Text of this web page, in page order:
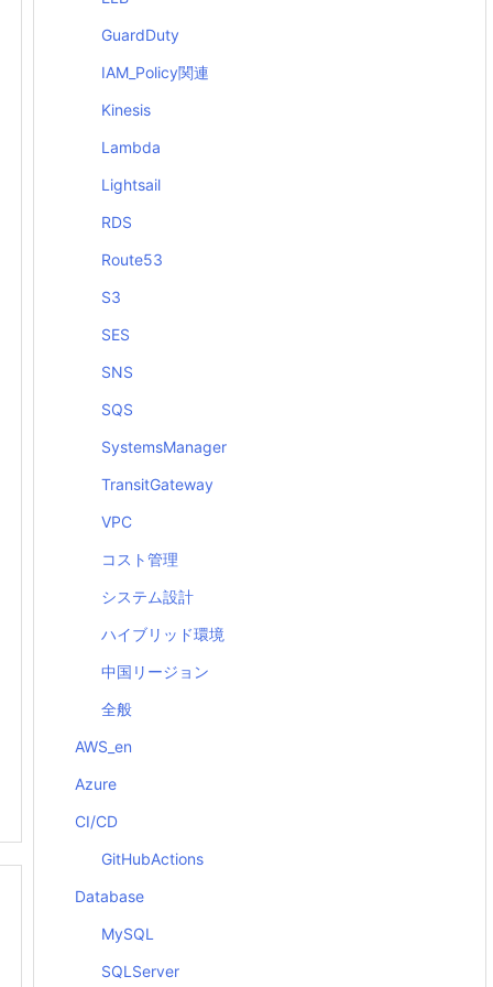
2113 kB
GuardDuty
IAM_Policy関連
Kinesis
Lambda
Lightsail
RDS
Route53
S3
SES
SNS
SQS
SystemsManager
TransitGateway
VPC
コスト管理
システム設計
ハイブリッド環境
中国リージョン
全般
AWS_en
Azure
CI/CD
GitHubActions
Database
MySQL
SQLServer